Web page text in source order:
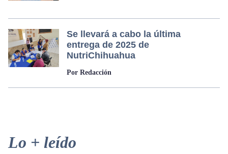
Se llevará a cabo la última
entrega de 2025 de
NutriChihuahua
Por Redacción
Primary
Sidebar
Lo + leído